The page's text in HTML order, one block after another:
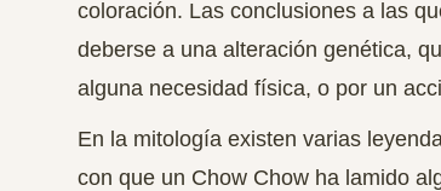
coloración. Las conclusiones a las
deberse a una alteración genética,
alguna necesidad física, o por un
En la mitología existen varias
con que un Chow Chow ha lamido